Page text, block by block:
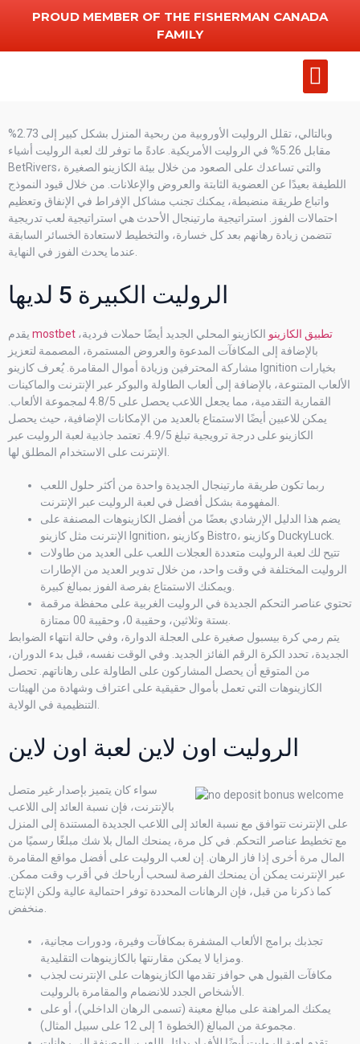
PROUD MEMBER OF THE FISHERMAN CANADA
FAMILY
وبالتالي، تقلل الروليت الأوروبية من ربحية المنزل بشكل كبير إلى 2.73%
مقابل 5.26% في الروليت الأمريكية. عادةً ما توفر لك لعبة الروليت أشياء
BetRivers، والتي تساعدك على الصعود من خلال بيئة الكازينو الصغيرة
اللطيفة بعيدًا عن العضوية الثابتة والعروض والإعلانات. من خلال قيود النموذج
واتباع طريقة منضبطة، يمكنك تجنب مشاكل الإفراط في الإنفاق وتعظيم
احتمالات الفوز. استراتيجية مارتينجال الأحدث هي استراتيجية لعب تدريجية
تتضمن زيادة رهانهم بعد كل خسارة، والتخطيط لاستعادة الخسائر السابقة
الروليت الكبيرة 5 لديها
mostbet تطبيق الكازينو الكازينو المحلي الجديد أيضًا حملات فردية،
بالإضافة إلى المكافآت المدعوة والعروض المستمرة، المصممة لتعزيز
مشاركة المحترفين وزيادة أموال المقامرة. يُعرف كازينو Ignition بخيارات
الألعاب المتنوعة، بالإضافة إلى ألعاب الطاولة والبوكر عبر الإنترنت والماكينات
القمارية التقدمية، مما يجعل اللاعب يحصل على 4.8/5 لمجموعة الألعاب.
يمكن للاعبين أيضًا الاستمتاع بالعديد من الإمكانات الإضافية، حيث يحصل
الكازينو على درجة ترويجية تبلغ 4.9/5. تعتمد جاذبية لعبة الروليت عبر
ربما تكون طريقة مارتينجال الجديدة واحدة من أكثر حلول اللعب
يضم هذا الدليل الإرشادي بعضًا من أفضل الكازينوهات المصنفة على
الإنترنت مثل كازينو Ignition، وكازينو Bistro، وكازينو DuckyLuck.
تتيح لك لعبة الروليت متعددة العجلات اللعب على العديد من طاولات
الروليت المختلفة في وقت واحد، من خلال تدوير العديد من الإطارات
تحتوي عناصر التحكم الجديدة في الروليت الغربية على محفظة مرقمة
يتم رمي كرة بيسبول صغيرة على العجلة الدوارة، وفي حالة انتهاء الضوابط
الجديدة، تحدد الكرة الرقم الفائز الجديد. وفي الوقت نفسه، قبل بدء الدوران،
من المتوقع أن يحصل المشاركون على الطاولة على رهاناتهم. تحصل
الكازينوهات التي تعمل بأموال حقيقية على اعتراف وشهادة من الهيئات
الروليت اون لاين لعبة اون لاين
سواء كان يتميز بإصدار غير متصل
بالإنترنت، فإن نسبة العائد إلى اللاعب
على الإنترنت تتوافق مع نسبة العائد إلى اللاعب الجديدة المستندة إلى المنزل
مع تخطيط عناصر التحكم. في كل مرة، يمنحك المال بلا شك مبلغًا رسميًا من
المال مرة أخرى إذا فاز الرهان. إن لعب الروليت على أفضل مواقع المقامرة
عبر الإنترنت يمكن أن يمنحك الفرصة لسحب أرباحك في أقرب وقت ممكن.
كما ذكرنا من قبل، فإن الرهانات المحددة توفر احتمالية عالية ولكن الإنتاج
تجذبك برامج الألعاب المشفرة بمكافآت وفيرة، ودورات مجانية،
مكافآت القبول هي حوافز تقدمها الكازينوهات على الإنترنت لجذب
يمكنك المراهنة على مبالغ معينة (تسمى الرهان الداخلي)، أو على